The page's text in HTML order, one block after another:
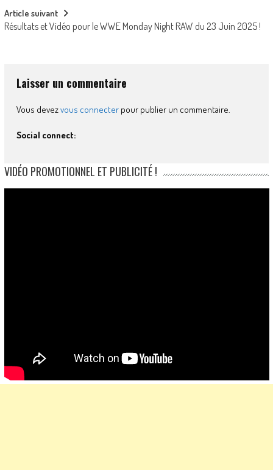
Article suivant
Résultats et Vidéo pour le WWE Monday Night RAW du 23 Juin 2025 !
Laisser un commentaire
Vous devezvous connecterpour publier un commentaire.
Social connect:
VIDÉO PROMOTIONNEL ET PUBLICITÉ !